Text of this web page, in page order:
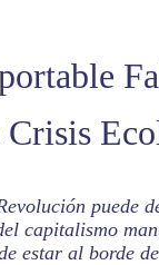
Crisis
puede
capitalismo
estar al borde